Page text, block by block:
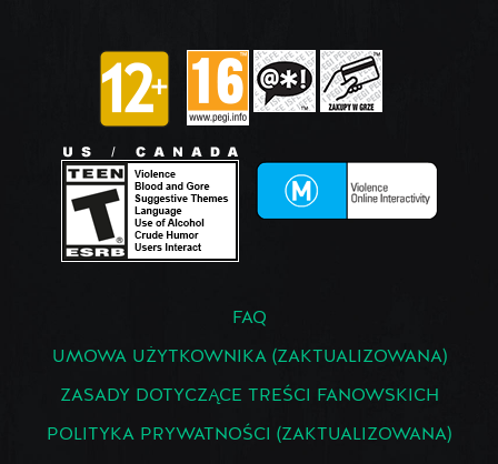
FAQ
UMOWA UŻYTKOWNIKA (ZAKTUALIZOWANA)
ZASADY DOTYCZĄCE TREŚCI FANOWSKICH
POLITYKA PRYWATNOŚCI (ZAKTUALIZOWANA)